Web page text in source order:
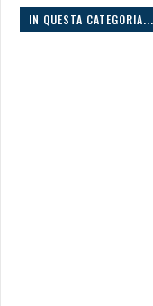
IN QUESTA CATEGORIA...